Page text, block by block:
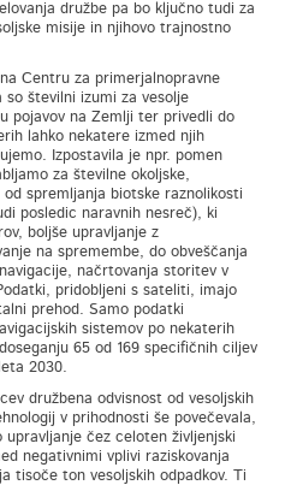
družbe pa bo ključno tudi za
misije in njihovo trajnostno
Centru za primerjalnopravne
so številni izumi za vesolje
pojavov na Zemlji ter privedli do
lahko nekatere izmed njih
Izpostavila je npr. pomen
za številne okoljske,
spremljanja biotske raznolikosti
posledic naravnih nesreč), ki
boljše upravljanje z
na spremembe, do obveščanja
načrtovanja storitev v
pridobljeni s sateliti, imajo
prehod. Samo podatki
sistemov po nekaterih
65 od 169 specifičnih ciljev
2030.
družbena odvisnost od vesoljskih
v prihodnosti še povečevala,
čez celoten življenjski
negativnimi vplivi raziskovanja
tisoče ton vesoljskih odpadkov. Ti